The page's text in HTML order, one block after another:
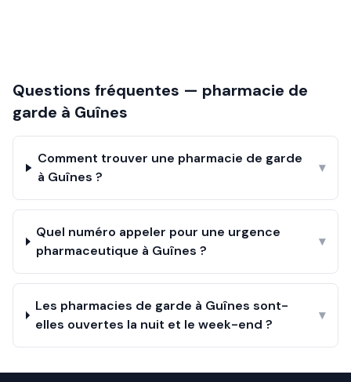
Questions fréquentes — pharmacie de
garde à Guînes
Comment trouver une pharmacie de garde
à Guînes ?
▾
Quel numéro appeler pour une urgence
pharmaceutique à Guînes ?
▾
Les pharmacies de garde à Guînes sont-
elles ouvertes la nuit et le week-end ?
▾